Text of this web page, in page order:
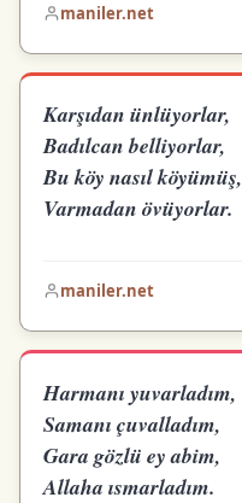
maniler.net
Karşıdan ünlüyorlar,
Badılcan belliyorlar,
Bu köy nasıl köyümüş,
Varmadan övüyorlar.
maniler.net
Harmanı yuvarladım,
Samanı çuvalladım,
Gara gözlü ey abim,
Allaha ısmarladım.